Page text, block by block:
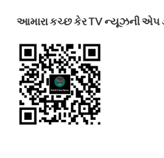
આમારા કચ્છ કેર TV ન્યૂઝની એપ